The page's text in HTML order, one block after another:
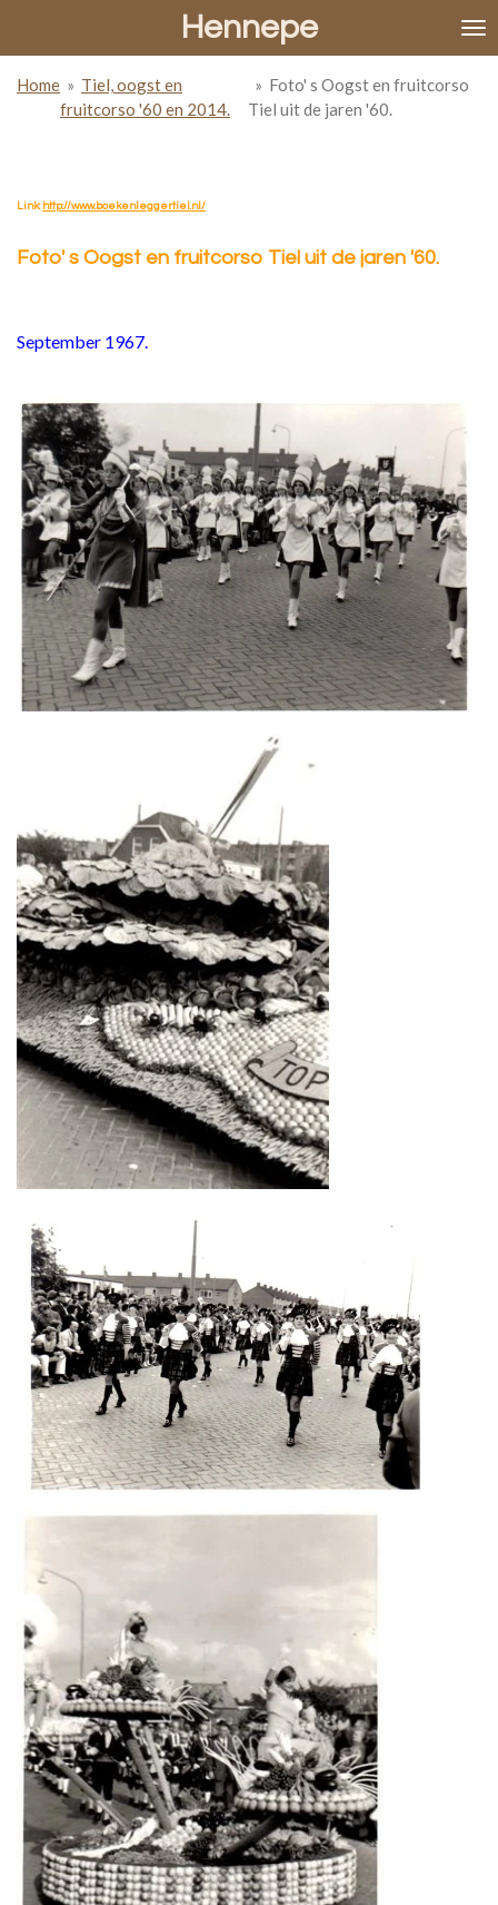
de
hoofdinhoud
Hennepe
Home » Tiel, oogst en
fruitcorso '60 en 2014.
» Foto' s Oogst en fruitcorso
Tiel uit de jaren '60.
Link: http://www.boekenleggertiel.nl/
Foto' s Oogst en fruitcorso Tiel uit de jaren '60.
September 1967.